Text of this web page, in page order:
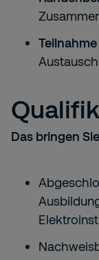
Das bringen